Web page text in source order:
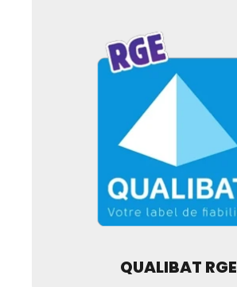
QUALIBAT RGE